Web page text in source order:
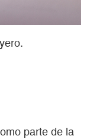
parte de la